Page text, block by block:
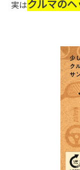
実はクルマの